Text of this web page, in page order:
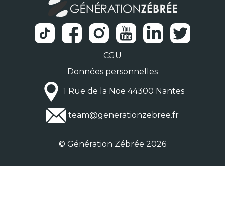
CGU
Données personnelles
1 Rue de la Noë 44300 Nantes
team@generationzebree.fr
© Génération Zébrée 2026